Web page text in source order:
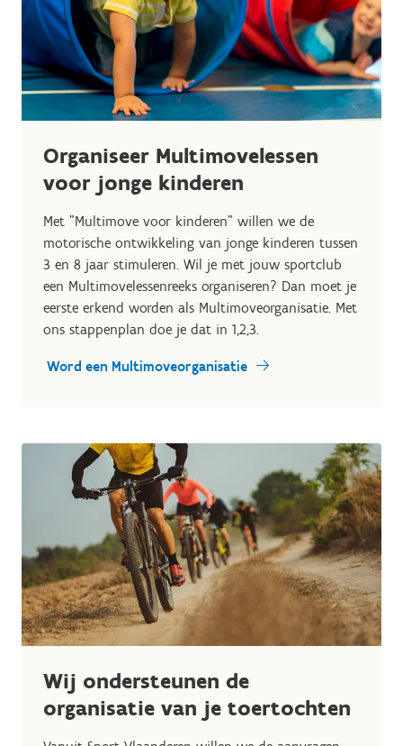
Organiseer Multimovelessen
voor jonge kinderen
Met "Multimove voor kinderen" willen we de
motorische ontwikkeling van jonge kinderen tussen
3 en 8 jaar stimuleren. Wil je met jouw sportclub
een Multimovelessenreeks organiseren? Dan moet je
eerste erkend worden als Multimoveorganisatie. Met
ons stappenplan doe je dat in 1,2,3.
Word een Multimoveorganisatie
Wij ondersteunen de
organisatie van je toertochten